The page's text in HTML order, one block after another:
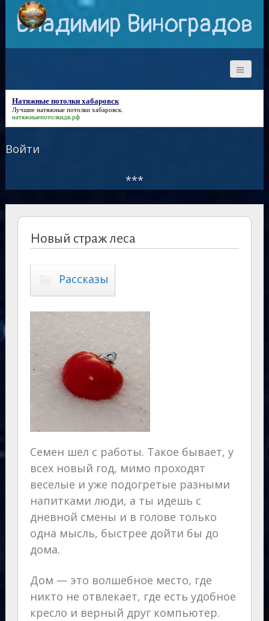
Владимир Виноградов
Натяжные потолки хабаровск
Лучшие натяжные потолки хабаровск.
натяжныепотолкидв.рф
Войти
***
Новый страж леса
Рассказы
Семен шел с работы. Такое бывает, у
всех новый год, мимо проходят
веселые и уже подогретые разными
напитками люди, а ты идешь с
дневной смены и в голове только
одна мысль, быстрее дойти бы до
дома.
Дом — это волшебное место, где
никто не отвлекает, где есть удобное
кресло и верный друг компьютер.